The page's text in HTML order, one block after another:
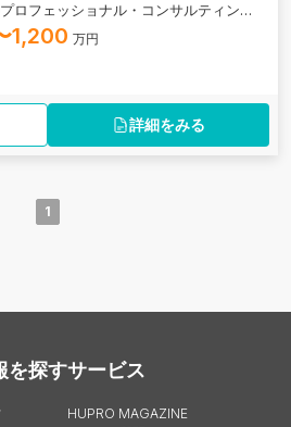
ロフェッショナル・コンサルティング
1,200 万円
詳細をみる
1
を探すサービス
HUPRO MAGAZINE